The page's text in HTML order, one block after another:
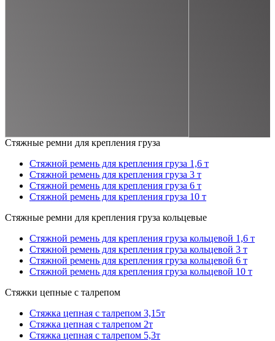
Стяжные ремни для крепления груза
Стяжной ремень для крепления груза 1,6 т
Стяжной ремень для крепления груза 3 т
Стяжной ремень для крепления груза 6 т
Стяжной ремень для крепления груза 10 т
Стяжные ремни для крепления груза кольцевые
Стяжной ремень для крепления груза кольцевой 1,6 т
Стяжной ремень для крепления груза кольцевой 3 т
Стяжной ремень для крепления груза кольцевой 6 т
Стяжной ремень для крепления груза кольцевой 10 т
Стяжки цепные с талрепом
Стяжка цепная с талрепом 3,15т
Стяжка цепная с талрепом 2т
Стяжка цепная с талрепом 5,3т